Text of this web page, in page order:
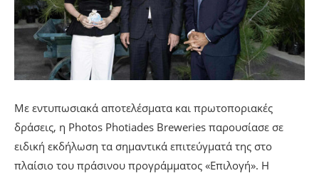
Με εντυπωσιακά αποτελέσματα και πρωτοποριακές
δράσεις, η Photos Photiades Breweries παρουσίασε σε
ειδική εκδήλωση τα σημαντικά επιτεύγματά της στο
πλαίσιο του πράσινου προγράμματος «Επιλογή». Η